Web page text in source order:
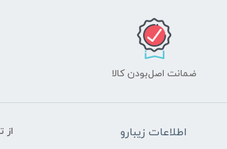
ضمانت اصل‌بودن کالا
اطلاعات زیبارو از